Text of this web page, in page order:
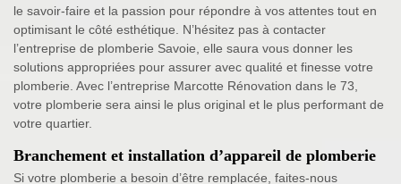
le savoir-faire et la passion pour répondre à vos attentes tout en
optimisant le côté esthétique. N’hésitez pas à contacter
l’entreprise de plomberie Savoie, elle saura vous donner les
solutions appropriées pour assurer avec qualité et finesse votre
plomberie. Avec l’entreprise Marcotte Rénovation dans le 73,
votre plomberie sera ainsi le plus original et le plus performant de
votre quartier.
Branchement et installation d’appareil de plomberie
Si votre plomberie a besoin d’être remplacée, faites-nous